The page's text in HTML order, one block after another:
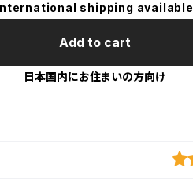
shipping available
Add to cart
日本国内にお住まいの方向け